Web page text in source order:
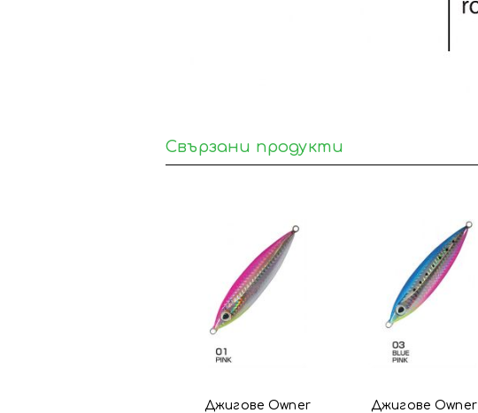
Свързани продукти
Джигове Owner
Джигове Owner